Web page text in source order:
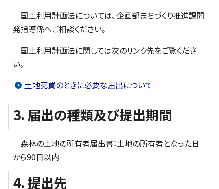
国土利用計画法については、企画部まちづくり推進課開
発指導係へご相談ください。
国土利用計画法に関しては次のリンク先をご覧くださ
い。
土地売買のときに必要な届出について
3．届出の種類及び提出期間
森林の土地の所有者届出書：土地の所有者となった日
から90日以内
4．提出先